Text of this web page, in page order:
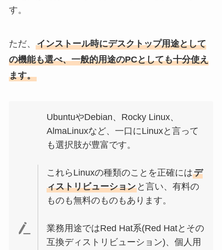
す。
ただ、 インストール時にデスクトップ用途として
の機能も選べ、一般的用途のPCとしても十分使え
ます。
UbuntuやDebian、Rocky Linux、
AlmaLinuxなど、一口にLinuxと言って
も選択肢が豊富です。
これらLinuxの種類のことを正確にはデ
ィストリビューション と言い、有料の
ものも無料のものもあります。
業務用途ではRed Hat系(Red Hatとその
互換ディストリビューション)、個人用